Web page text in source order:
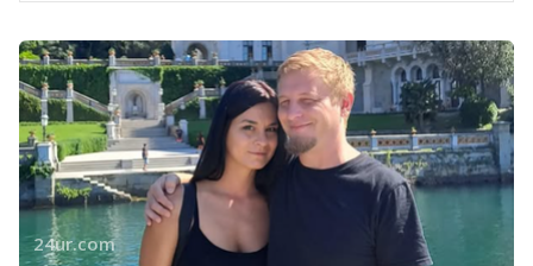
24ur.com